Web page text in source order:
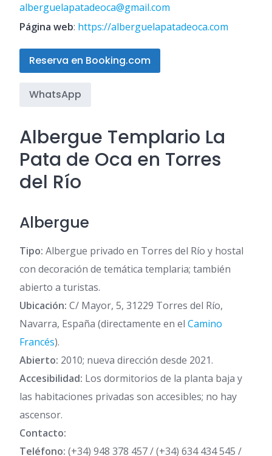
alberguelapatadeoca@gmail.com
Página web: https://alberguelapatadeoca.com
Reserva en Booking.com
WhatsApp
Albergue Templario La
Pata de Oca en Torres
del Río
Albergue
Tipo: Albergue privado en Torres del Río y hostal
con decoración de temática templaria; también
abierto a turistas.
Ubicación: C/ Mayor, 5, 31229 Torres del Río,
Navarra, España (directamente en el Camino
Francés).
Abierto: 2010; nueva dirección desde 2021.
Accesibilidad: Los dormitorios de la planta baja y
las habitaciones privadas son accesibles; no hay
ascensor.
Contacto:
Teléfono: (+34) 948 378 457 / (+34) 634 434 545 /